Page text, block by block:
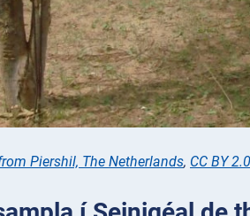
Piershil, The Netherlands, CC BY 2.0